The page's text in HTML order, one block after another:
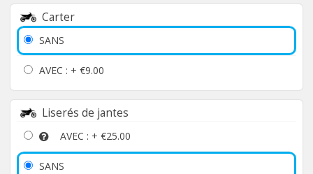
Carter
SANS
AVEC : + €9.00
Liserés de jantes
AVEC : + €25.00
SANS